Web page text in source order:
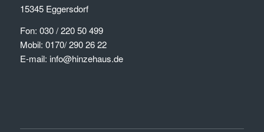
15345 Eggersdorf
Fon: 030 / 220 50 499
Mobil: 0170/ 290 26 22
E-mail: info@hinzehaus.de